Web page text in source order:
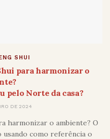
SHUI
para harmonizar o
pelo Norte da casa?
DE 2024
harmonizar o ambiente? O
usando como referência o